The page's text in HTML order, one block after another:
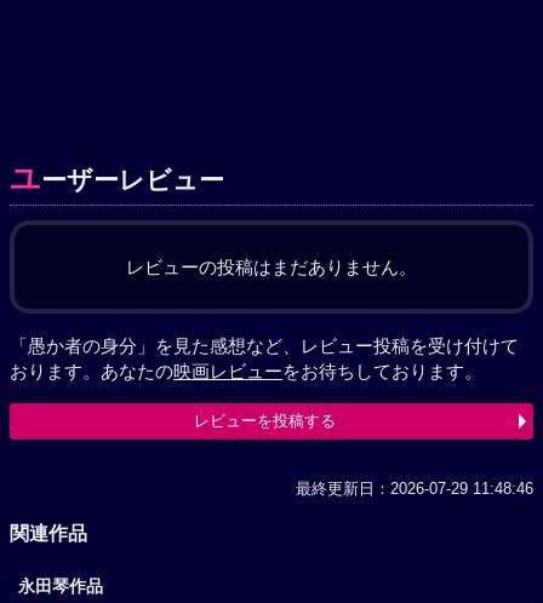
ユーザーレビュー
レビューの投稿はまだありません。
「愚か者の身分」を見た感想など、レビュー投稿を受け付けて
おります。あなたの映画レビューをお待ちしております。
レビューを投稿する
最終更新日：2026-07-29 11:48:46
関連作品
永田琴作品